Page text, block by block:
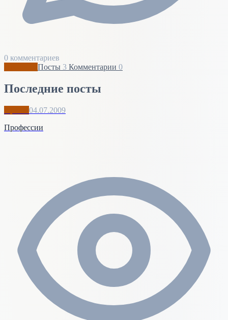
0 комментариев
Посты 3 Комментарии 0
Последние посты
04.07.2009
Профессии